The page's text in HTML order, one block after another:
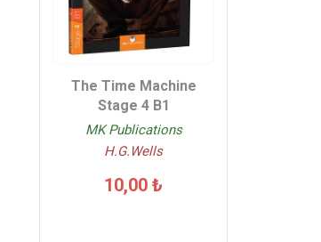
The Time Machine
Stage 4 B1
MK Publications
H.G.Wells
10,00 ₺